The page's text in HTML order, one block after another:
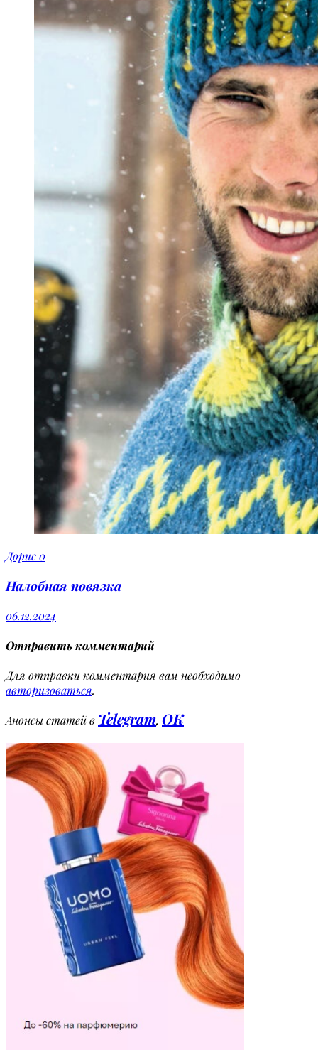
Дорис0
Налобная повязка
06.12.2024
Отправить комментарий
Для отправки комментария вам необходимо
авторизоваться.
Анонсы статей в Telegram, OK